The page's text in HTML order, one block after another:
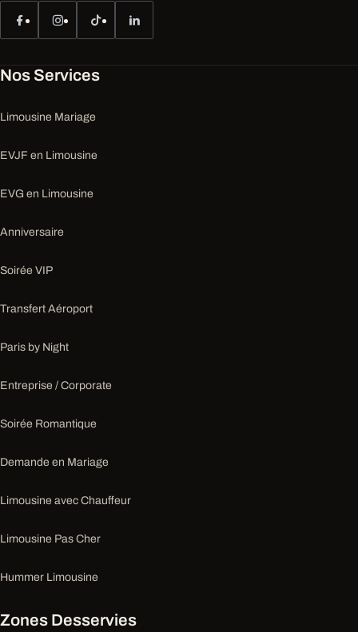
Nos Services
Limousine Mariage
EVJF en Limousine
EVG en Limousine
Anniversaire
Soirée VIP
Transfert Aéroport
Paris by Night
Entreprise / Corporate
Soirée Romantique
Demande en Mariage
Limousine avec Chauffeur
Limousine Pas Cher
Hummer Limousine
Zones Desservies